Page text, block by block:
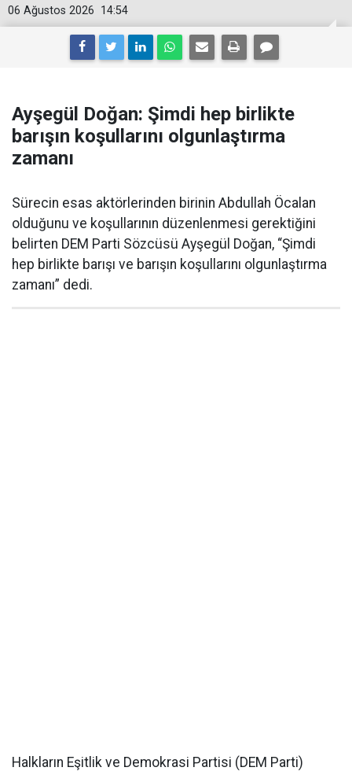
14:54
06 Ağustos 2026
Ayşegül Doğan: Şimdi hep birlikte
barışın koşullarını olgunlaştırma
zamanı
Sürecin esas aktörlerinden birinin Abdullah Öcalan
olduğunu ve koşullarının düzenlenmesi gerektiğini
belirten DEM Parti Sözcüsü Ayşegül Doğan, “Şimdi
hep birlikte barışı ve barışın koşullarını olgunlaştırma
zamanı” dedi.
Halkların Eşitlik ve Demokrasi Partisi (DEM Parti)